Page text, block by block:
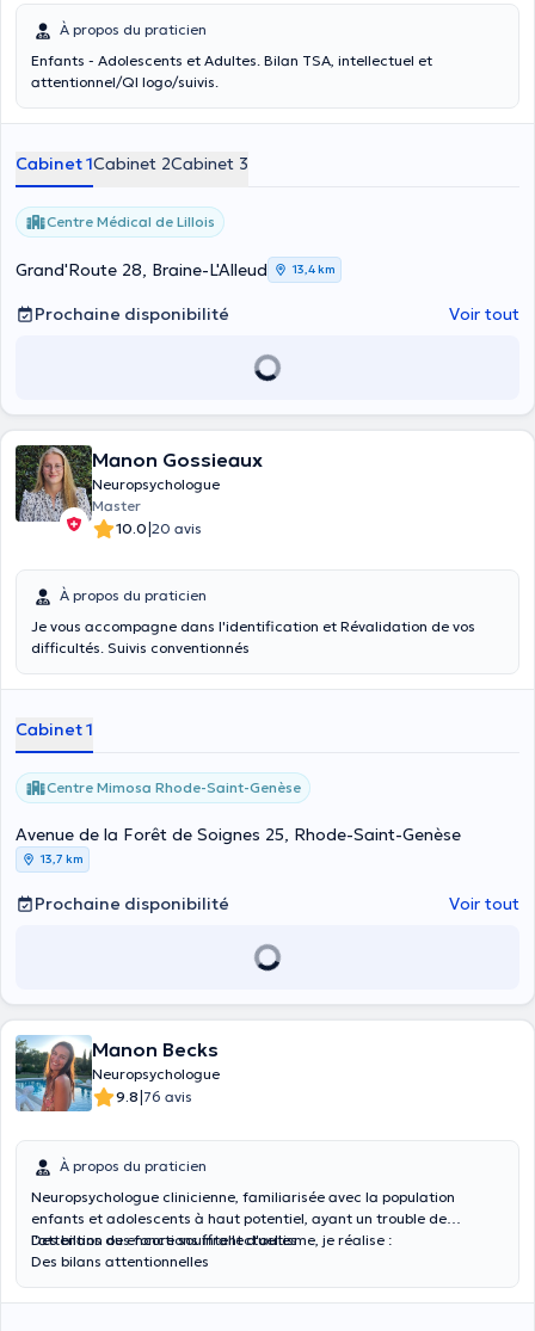
À propos du praticien
Enfants - Adolescents et Adultes. Bilan TSA, intellectuel et
attentionnel/QI logo/suivis.
Cabinet 1Cabinet 2Cabinet 3
Centre Médical de Lillois
Grand'Route 28, Braine-L'Alleud 13,4 km
Prochaine disponibilité Voir tout
Manon Gossieaux
Neuropsychologue
Master
10.0|20 avis
À propos du praticien
Je vous accompagne dans l'identification et Révalidation de vos
difficultés. Suivis conventionnés
Cabinet 1
Centre Mimosa Rhode-Saint-Genèse
Avenue de la Forêt de Soignes 25, Rhode-Saint-Genèse
13,7 km
Prochaine disponibilité Voir tout
Manon Becks
Neuropsychologue
9.8|76 avis
À propos du praticien
Neuropsychologue clinicienne, familiarisée avec la population
enfants et adolescents à haut potentiel, ayant un trouble de
l'attention ou encore souffrant d'autisme, je réalise :
Des bilans des fonctions intellectuelles
Des bilans attentionnelles
Des prises en charges adaptées à l’enfant